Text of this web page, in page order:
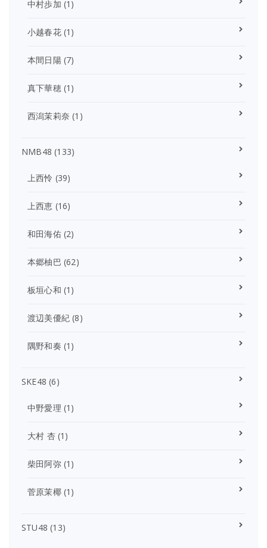
中村歩加 (1)
小越春花(1)
本間日陽(7)
真下華穂(1)
西潟茉莉奈 (1)
NMB48 (133)
上西怜 (39)
上西恵 (16)
和田海佑(2)
本郷柚巴 (62)
板垣心和 (1)
渡辺美優紀 (8)
隅野和奏 (1)
SKE48 (6)
中野愛理 (1)
大村 杏(1)
柴田阿弥(1)
菅原茉椰(1)
STU48 (13)